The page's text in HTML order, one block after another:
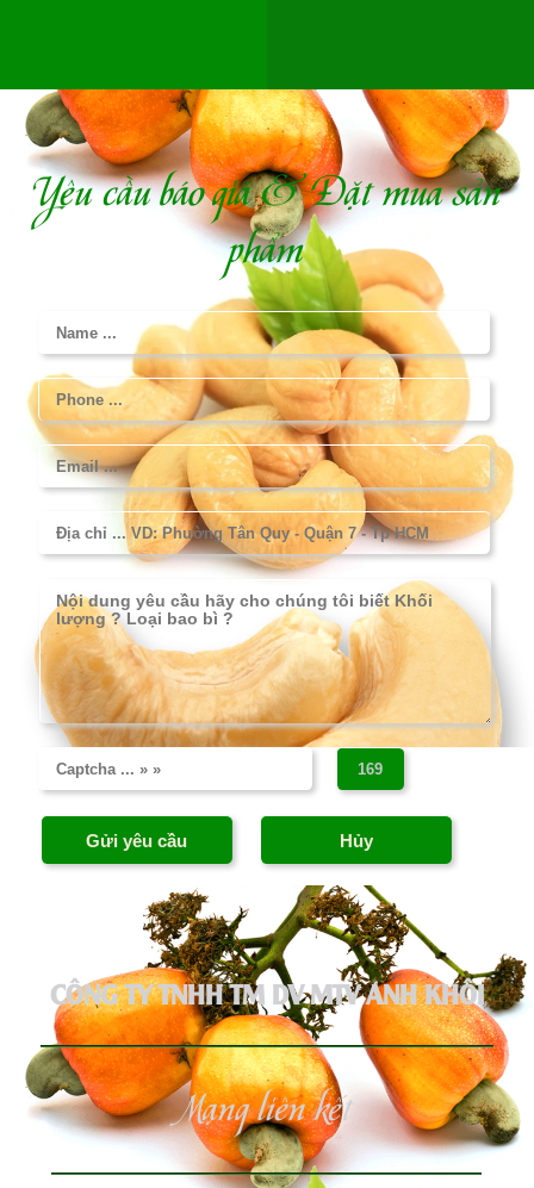
Yêu cầu báo giá & Đặt mua sản
phẩm
CÔNG TY TNHH TM DV MTV ANH KHÔI
Mạng liên kết